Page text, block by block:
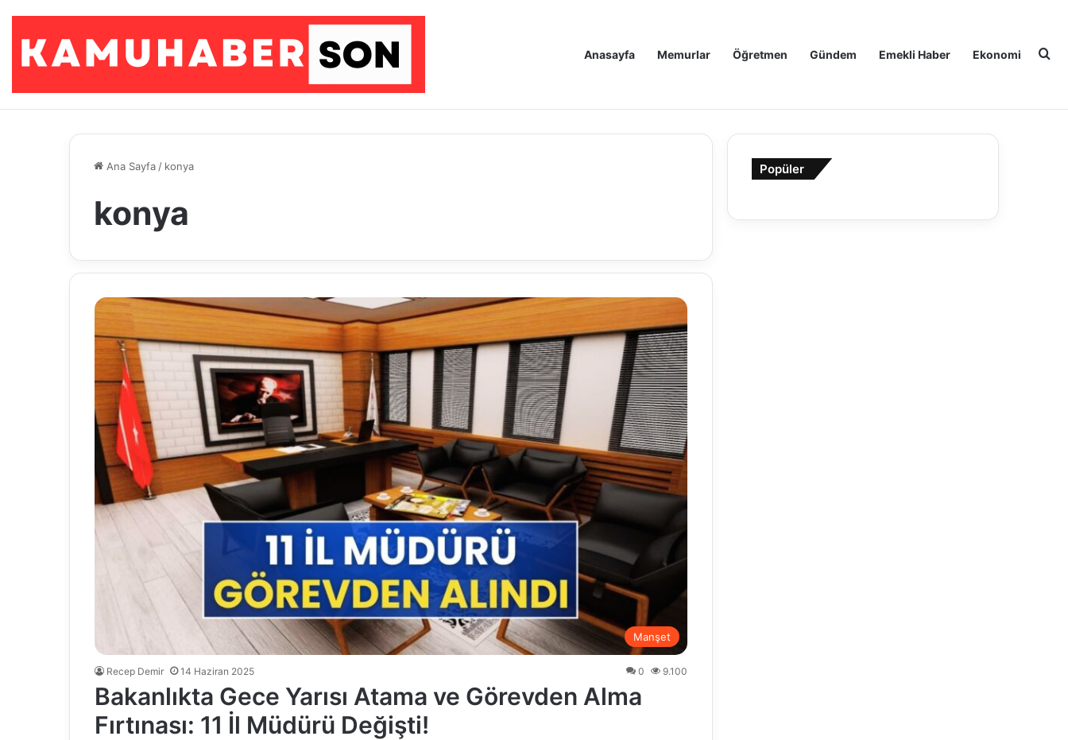
Anasayfa Memurlar Öğretmen Gündem Emekli Haber Ekonomi
Ana Sayfa / konya
konya
Manşet
Recep Demir 14 Haziran 2025 0 9.100
Bakanlıkta Gece Yarısı Atama ve Görevden Alma
Fırtınası: 11 İl Müdürü Değişti!
Popüler